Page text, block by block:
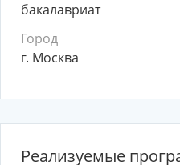
бакалавриат
Город
г. Москва
Реализуемые